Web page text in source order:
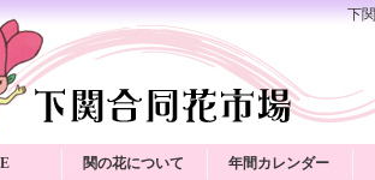
下
関の花について 年間カレンダー